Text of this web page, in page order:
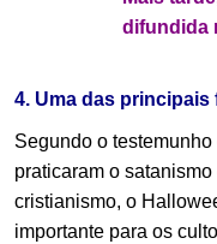
difundida
4. Uma das principais
Segundo o
praticaram o
cristianismo, o
importante para os